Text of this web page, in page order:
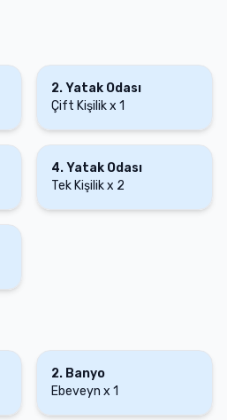
2.Yatak Odası
Çift Kişilikx 1
4.Yatak Odası
Tek Kişilikx 2
2. Banyo
Ebeveyn x 1